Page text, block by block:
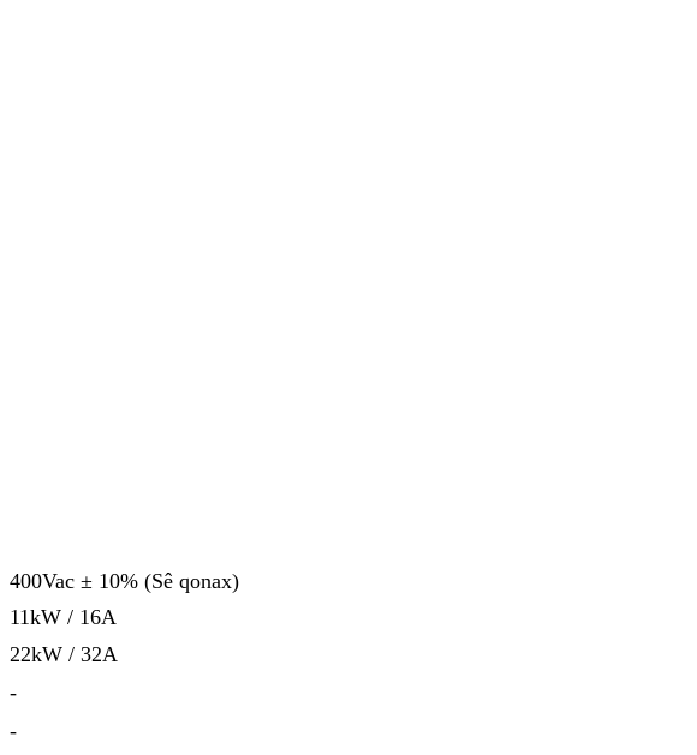
400Vac ± 10% (Sê qonax)
11kW / 16A
22kW / 32A
-
-